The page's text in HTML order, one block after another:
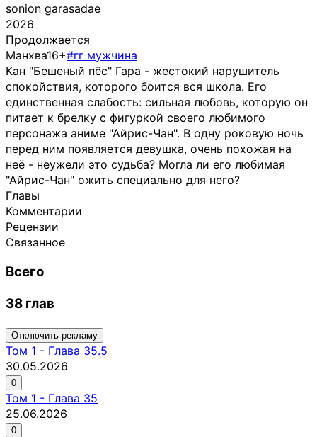
sonion garasadae
2026
Продолжается
Манхва16+#гг мужчина
Кан "Бешеный пёс" Гара - жестокий нарушитель
спокойствия, которого боится вся школа. Его
единственная слабость: сильная любовь, которую он
питает к брелку с фигуркой своего любимого
персонажа аниме "Айрис-Чан". В одну роковую ночь
перед ним появляется девушка, очень похожая на
неё - неужели это судьба? Могла ли его любимая
"Айрис-Чан" ожить специально для него?
Главы
Комментарии
Рецензии
Связанное
Всего
38 глав
Отключить рекламу
Том 1 - Глава 35.5
30.05.2026
0
Том 1 - Глава 35
25.06.2026
0